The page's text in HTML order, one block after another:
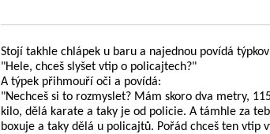
Stojí takhle chlápek u baru a najednou povídá
"Hele, chceš slyšet vtip o policajtech?"
A týpek přihmouří oči a povídá:
"Nechceš si to rozmyslet? Mám skoro dva metry,
kilo, dělá karate a taky je od policie. A támhle za
boxuje a taky dělá u policajtů. Pořád chceš ten vtip